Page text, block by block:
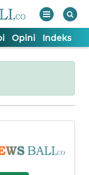
Opini Indeks